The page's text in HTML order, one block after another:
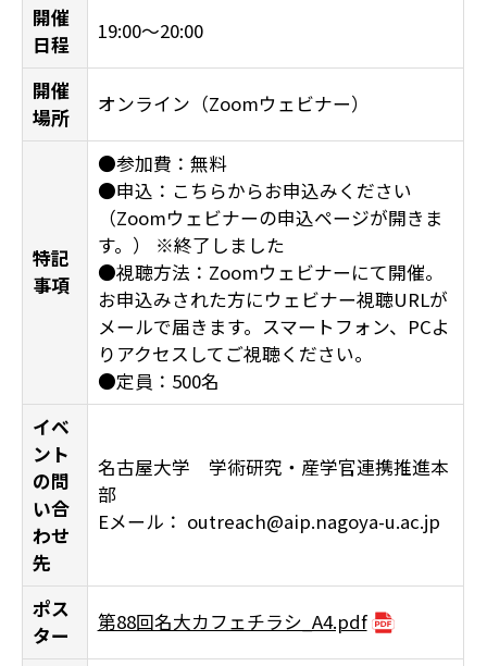
開催
日程
19:00〜20:00
開催
場所
オンライン（Zoomウェビナー）
特記
事項
●参加費：無料
●申込：こちらからお申込みください
（Zoomウェビナーの申込ページが開きま
す。） ※終了しました
●視聴方法：Zoomウェビナーにて開催。
お申込みされた方にウェビナー視聴URLが
メールで届きます。スマートフォン、PCよ
りアクセスしてご視聴ください。
●定員：500名
イベ
ント
の問
い合
わせ
先
名古屋大学 学術研究・産学官連携推進本
部
Eメール： outreach@aip.nagoya-u.ac.jp
ポス
ター
第88回名大カフェチラシ_A4.pdf